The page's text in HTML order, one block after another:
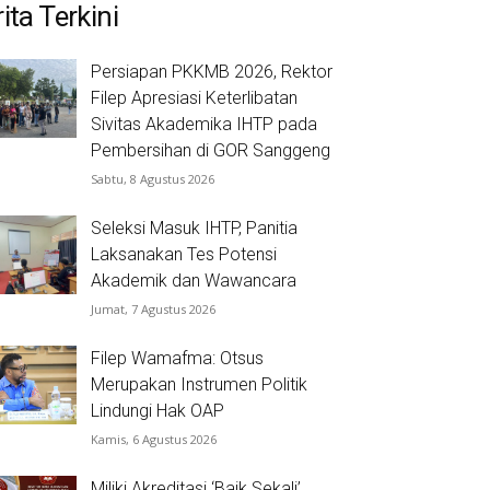
Terkini
Persiapan PKKMB 2026, Rektor
Filep Apresiasi Keterlibatan
Sivitas Akademika IHTP pada
Pembersihan di GOR Sanggeng
Sabtu, 8 Agustus 2026
Seleksi Masuk IHTP, Panitia
Laksanakan Tes Potensi
Akademik dan Wawancara
Jumat, 7 Agustus 2026
Filep Wamafma: Otsus
Merupakan Instrumen Politik
Lindungi Hak OAP
Kamis, 6 Agustus 2026